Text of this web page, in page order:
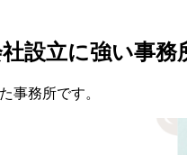
設立に強い事務
事務所です。